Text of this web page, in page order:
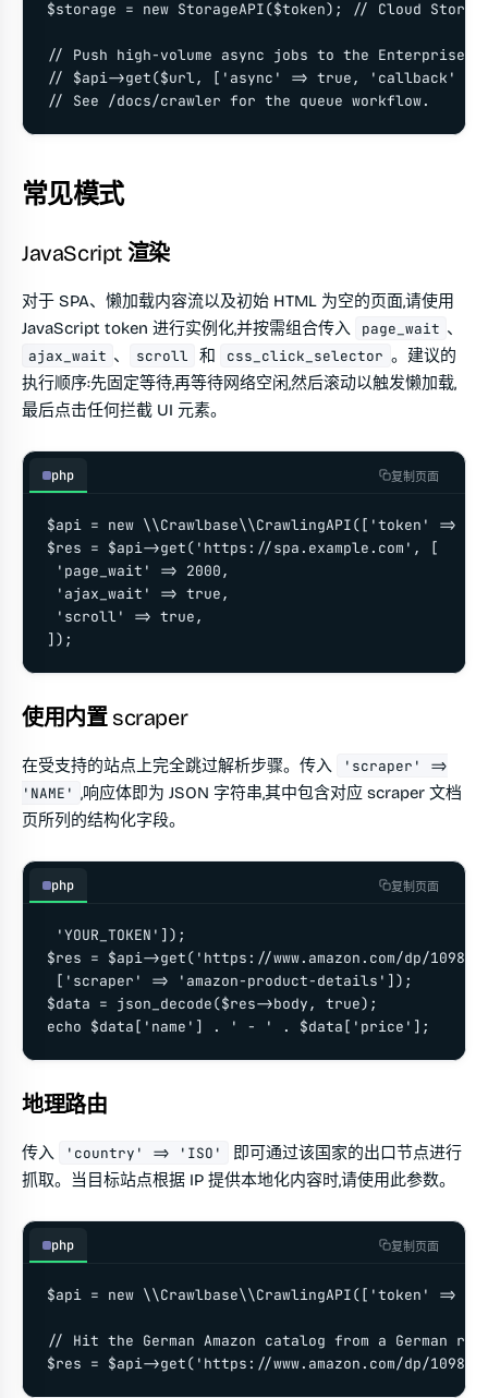
$storage = new StorageAPI($token); // Cloud Storage
// Push high-volume async jobs to the Enterprise
// $api->get($url, ['async' => true, 'callback'
// See /docs/crawler for the queue workflow.
常见模式
JavaScript 渲染
对于 SPA、懒加载内容流以及初始 HTML 为空的页面,请使用
JavaScript token 进行实例化,并按需组合传入
page_wait 、
ajax_wait 、 scroll 和 css_click_selector 。建议的
执行顺序:先固定等待,再等待网络空闲,然后滚动以触发懒加载,
最后点击任何拦截 UI 元素。
php 复制页面
$api = new \\Crawlbase\\CrawlingAPI(['token' =>
$res = $api->get('https://spa.example.com', [
'page_wait' => 2000,
'ajax_wait' => true,
'scroll' => true,
]);
使用内置 scraper
在受支持的站点上完全跳过解析步骤。传入
'scraper' =>
'NAME' ,响应体即为 JSON 字符串,其中包含对应 scraper 文档
页所列的结构化字段。
php 复制页面
'YOUR_TOKEN']);
$res = $api->get('https://www.amazon.com/dp/
['scraper' => 'amazon-product-details']);
$data = json_decode($res->body, true);
echo $data['name'] . ' - ' . $data['price'];
地理路由
传入 'country' => 'ISO'
即可通过该国家的出口节点进行
抓取。当目标站点根据 IP 提供本地化内容时,请使用此参数。
php 复制页面
$api = new \\Crawlbase\\CrawlingAPI(['token' =>
// Hit the German Amazon catalog from a German
$res = $api->get('https://www.amazon.com/dp/